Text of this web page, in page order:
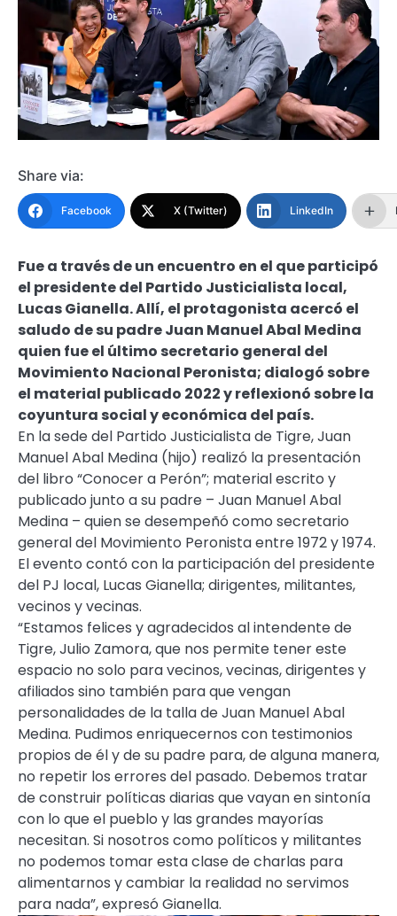
Share via:
Facebook X (Twitter) LinkedIn
Fue a través de un encuentro en el que participó
el presidente del Partido Justicialista local,
Lucas Gianella. Allí, el protagonista acercó el
saludo de su padre Juan Manuel Abal Medina
quien fue el último secretario general del
Movimiento Nacional Peronista; dialogó sobre
el material publicado 2022 y reflexionó sobre la
coyuntura social y económica del país.
En la sede del Partido Justicialista de Tigre, Juan
Manuel Abal Medina (hijo) realizó la presentación
del libro “Conocer a Perón”; material escrito y
publicado junto a su padre – Juan Manuel Abal
Medina – quien se desempeñó como secretario
general del Movimiento Peronista entre 1972 y 1974.
El evento contó con la participación del presidente
del PJ local, Lucas Gianella; dirigentes, militantes,
vecinos y vecinas.
“Estamos felices y agradecidos al intendente de
Tigre, Julio Zamora, que nos permite tener este
espacio no solo para vecinos, vecinas, dirigentes y
afiliados sino también para que vengan
personalidades de la talla de Juan Manuel Abal
Medina. Pudimos enriquecernos con testimonios
propios de él y de su padre para, de alguna manera,
no repetir los errores del pasado. Debemos tratar
de construir políticas diarias que vayan en sintonía
con lo que el pueblo y las grandes mayorías
necesitan. Si nosotros como políticos y militantes
no podemos tomar esta clase de charlas para
alimentarnos y cambiar la realidad no servimos
para nada”, expresó Gianella.